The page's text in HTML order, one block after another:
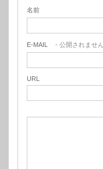
名前
E-MAIL - 公開されませ
URL